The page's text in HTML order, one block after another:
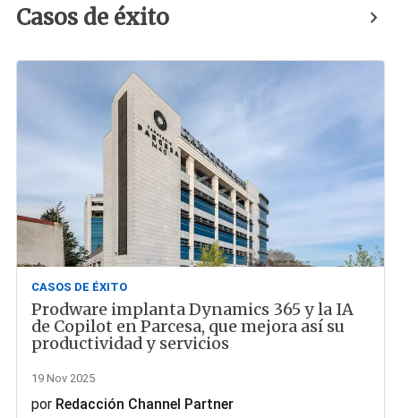
Casos de éxito
CASOS DE ÉXITO
Prodware implanta Dynamics 365 y la IA
de Copilot en Parcesa, que mejora así su
productividad y servicios
19 Nov 2025
por Redacción Channel Partner